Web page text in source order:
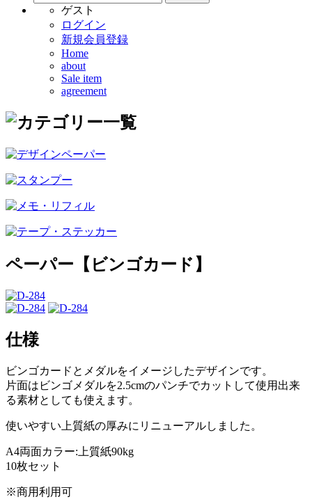
ゲスト
ログイン
新規会員登録
Home
about
Sale item
agreement
ペーパー【ビンゴカード】
仕様
ビンゴカードとメダルをイメージしたデザインです。
片面はビンゴメダルを2.5cmのパンチでカットして使用出来
る素材としても使えます。
使いやすい上質紙の厚みにリニューアルしました。
A4両面カラー:上質紙90kg
10枚セット
※商用利用可